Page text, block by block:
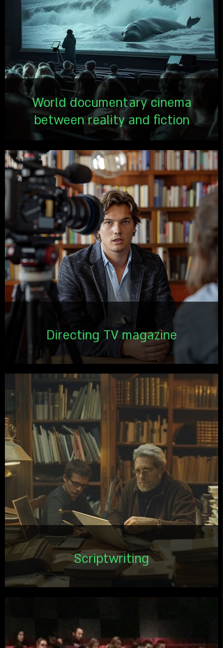
World documentary cinema
between reality and fiction
Directing TV magazine
Scriptwriting